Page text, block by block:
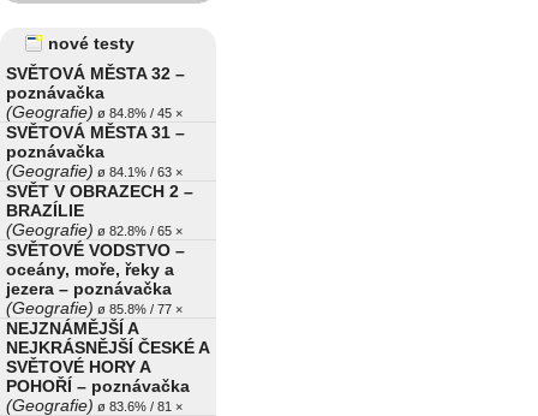
nové testy
SVĚTOVÁ MĚSTA 32 –
poznávačka
(Geografie) ø 84.8% / 45 ×
SVĚTOVÁ MĚSTA 31 –
poznávačka
(Geografie) ø 84.1% / 63 ×
SVĚT V OBRAZECH 2 –
BRAZÍLIE
(Geografie) ø 82.8% / 65 ×
SVĚTOVÉ VODSTVO –
oceány, moře, řeky a
jezera – poznávačka
(Geografie) ø 85.8% / 77 ×
NEJZNÁMĚJŠÍ A
NEJKRÁSNĚJŠÍ ČESKÉ A
SVĚTOVÉ HORY A
POHOŘÍ – poznávačka
(Geografie) ø 83.6% / 81 ×